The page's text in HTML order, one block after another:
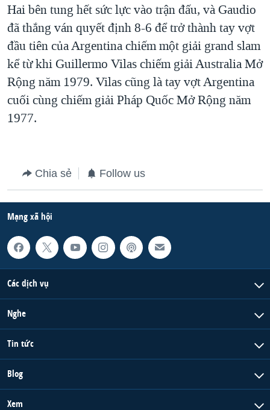
Hai bên tung hết sức lực vào trận đấu, và Gaudio
đã thắng ván quyết định 8-6 để trở thành tay vợt
đầu tiên của Argentina chiếm một giải grand slam
kể từ khi Guillermo Vilas chiếm giải Australia Mở
Rộng năm 1979. Vilas cũng là tay vợt Argentina
cuối cùng chiếm giải Pháp Quốc Mở Rộng năm
1977.
Chia sẻ Follow us
Mạng xã hội
Các dịch vụ
Nghe
Tin tức
Blog
Xem